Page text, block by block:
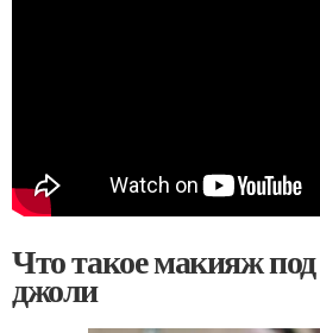
Что такое макияж
джоли